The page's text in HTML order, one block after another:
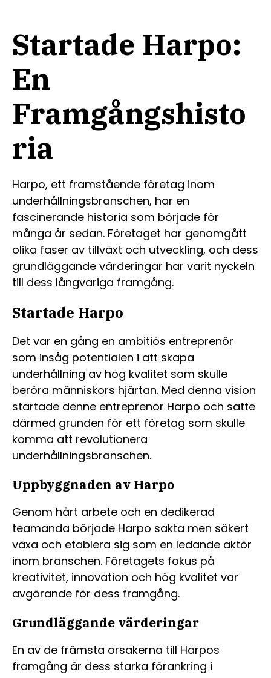
Startade Harpo:
En
Framgångshisto
ria
Harpo, ett framstående företag inom
underhållningsbranschen, har en
fascinerande historia som började för
många år sedan. Företaget har genomgått
olika faser av tillväxt och utveckling, och dess
grundläggande värderingar har varit nyckeln
till dess långvariga framgång.
Startade Harpo
Det var en gång en ambitiös entreprenör
som insåg potentialen i att skapa
underhållning av hög kvalitet som skulle
beröra människors hjärtan. Med denna vision
startade denne entreprenör Harpo och satte
därmed grunden för ett företag som skulle
komma att revolutionera
underhållningsbranschen.
Uppbyggnaden av Harpo
Genom hårt arbete och en dedikerad
teamanda började Harpo sakta men säkert
växa och etablera sig som en ledande aktör
inom branschen. Företagets fokus på
kreativitet, innovation och hög kvalitet var
avgörande för dess framgång.
Grundläggande värderingar
En av de främsta orsakerna till Harpos
framgång är dess starka förankring i